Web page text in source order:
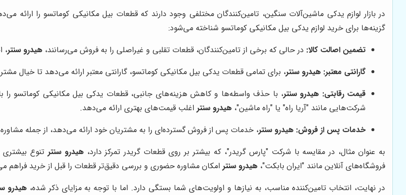
در بازار لوازم یدکی ماشین‌آلات سنگین، تامین‌کنندگان مختلفی وجود دارند که قطعات بیل مکانیکی کوماتسو را ارائه
گزینه‌ها برای خرید لوازم یدکی بیل مکانیکی کوماتسو شناخته می‌شود:
تضمین اصالت کالا: در حالی که برخی از تامین‌کنندگان، قطعات تقلبی و غیراصلی را به فروش می‌رسانند، هیدرو سنتر،
گارانتی معتبر: هیدرو سنتر، برای تمامی قطعات یدکی بیل مکانیکی کوماتسو، گارانتی معتبر ارائه می‌دهد تا خیال
قیمت رقابتی: هیدرو سنتر، با حذف واسطه‌ها و کاهش هزینه‌های جانبی، قطعات یدکی بیل مکانیکی کوماتسو را
شرکت‌هایی مانند "آریا راه" یا "راه ماشین"، هیدرو سنتراغلب قیمت‌های بهتری ارائه می‌دهد.
خدمات پس از فروش: هیدرو سنتر، خدمات پس از فروش گسترده‌ای را به مشتریان خود ارائه می‌دهد، از جمله
به عنوان مثال، در مقایسه با شرکت "پارس گریدر"، که بیشتر بر روی قطعات گریدر تمرکز دارد،هیدرو سنتر تنوع
فروشگاه‌های آنلاین مانند "ایران بابکت"، هیدرو سنترامکان مشاوره حضوری و بررسی دقیق‌تر قطعات را قبل از خرید فراهم
در نهایت، انتخاب تامین‌کننده مناسب، به نیازها و اولویت‌های شما بستگی دارد. اما با توجه به مزایای ذکر شده،هیدرو